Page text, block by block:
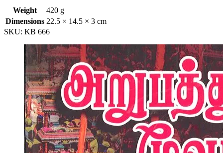
Weight
420 g
Dimensions 22.5 × 14.5 × 3 cm
SKU: KB 666